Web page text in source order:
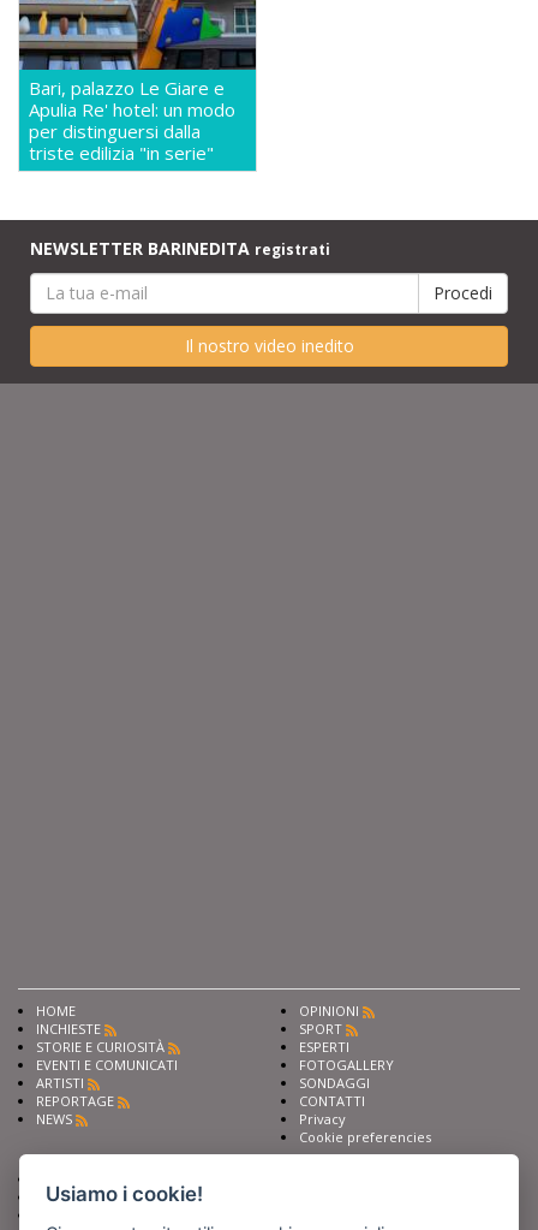
Bari, palazzo Le Giare e
Apulia Re' hotel: un modo
per distinguersi dalla
triste edilizia "in serie"
NEWSLETTER BARINEDITA registrati
Il nostro video inedito
HOME
INCHIESTE
STORIE E CURIOSITÀ
EVENTI E COMUNICATI
ARTISTI
REPORTAGE
NEWS
OPINIONI
SPORT
ESPERTI
FOTOGALLERY
SONDAGGI
CONTATTI
Privacy
Cookie preferencies
Scrivi alla redazione
Usiamo i cookie!